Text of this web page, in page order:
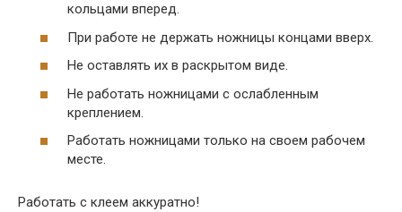
кольцами вперед.
При работе не держать ножницы концами вверх.
Не оставлять их в раскрытом виде.
Не работать ножницами с ослабленным
креплением.
Работать ножницами только на своем рабочем
месте.
Работать с клеем аккуратно!